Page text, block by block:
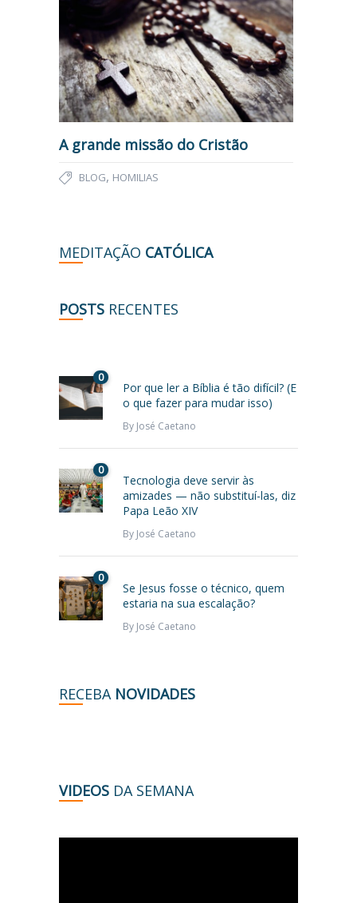
A grande missão do Cristão
BLOG, HOMILIAS
MEDITAÇÃO CATÓLICA
POSTS RECENTES
0
Por que ler a Bíblia é tão difícil? (E
o que fazer para mudar isso)
By José Caetano
0
Tecnologia deve servir às
amizades — não substituí-las, diz
Papa Leão XIV
By José Caetano
0
Se Jesus fosse o técnico, quem
estaria na sua escalação?
By José Caetano
RECEBA NOVIDADES
VIDEOS DA SEMANA